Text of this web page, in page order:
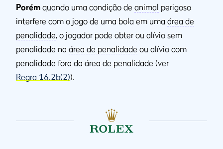
Porém quando uma condição de animal perigoso
interfere com o jogo de uma bola em uma área de
penalidade, o jogador pode obter ou alívio sem
penalidade na área de penalidade ou alívio com
penalidade fora da área de penalidade (ver
Regra 16.2b(2)).